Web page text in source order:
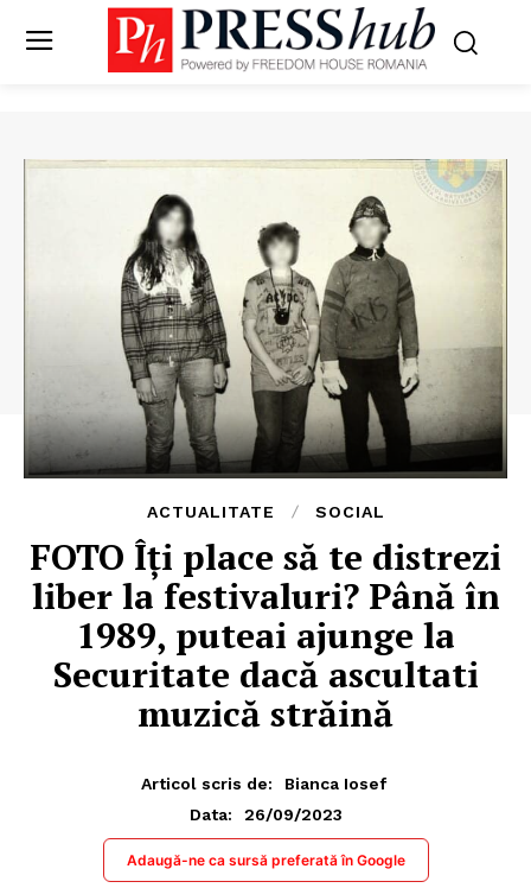
ACTUALITATE SOCIAL
FOTO Îți place să te distrezi
liber la festivaluri? Până în
1989, puteai ajunge la
Securitate dacă ascultati
muzică străină
Articol scris de:
Bianca Iosef
Data:
26/09/2023
Adaugă-ne ca sursă preferată în Google